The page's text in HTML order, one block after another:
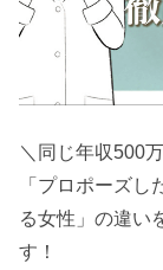
＼同じ年収500
「プロポーズ
る女性」の違い
す！